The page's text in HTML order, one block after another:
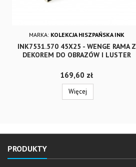
MARKA: KOLEKCJA HISZPAŃSKA INK
INK7531.570 45X25 - WENGE RAMA Z
DEKOREM DO OBRAZÓW I LUSTER
Cena
169,60 zł
Więcej
PRODUKTY